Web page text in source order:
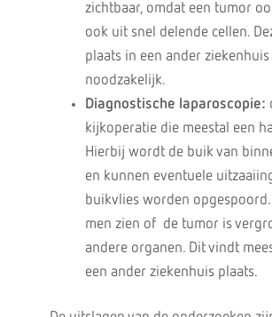
zichtbaar, omdat een tumor
ook uit snel delende cellen.
plaats in een ander
noodzakelijk.
Diagnostische laparoscopie:
kijkoperatie die meestal een
Hierbij wordt de buik van
en kunnen eventuele
buikvlies worden opgespoord.
men zien of de tumor is
andere organen. Dit vindt
een ander ziekenhuis plaats.